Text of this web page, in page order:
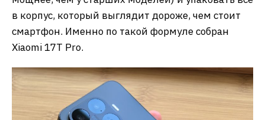
в корпус, который выглядит дороже, чем стоит
смартфон. Именно по такой формуле собран
Xiaomi 17T Pro.